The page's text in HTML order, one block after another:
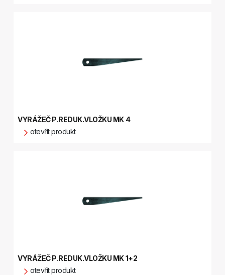
VYRÁŽEČ P.REDUK.VLOŽKU MK 4
otevřít produkt
VYRÁŽEČ P.REDUK.VLOŽKU MK 1+2
otevřít produkt